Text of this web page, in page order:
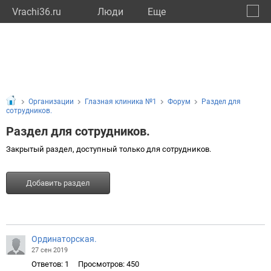
Vrachi36.ru Люди Eще
Организации Глазная клиника №1 Форум
Раздел для
сотрудников.
Раздел для сотрудников.
Закрытый раздел, доступный только для сотрудников.
Добавить раздел
Ординаторская.
27 сен 2019
Ответов: 1 Просмотров: 450